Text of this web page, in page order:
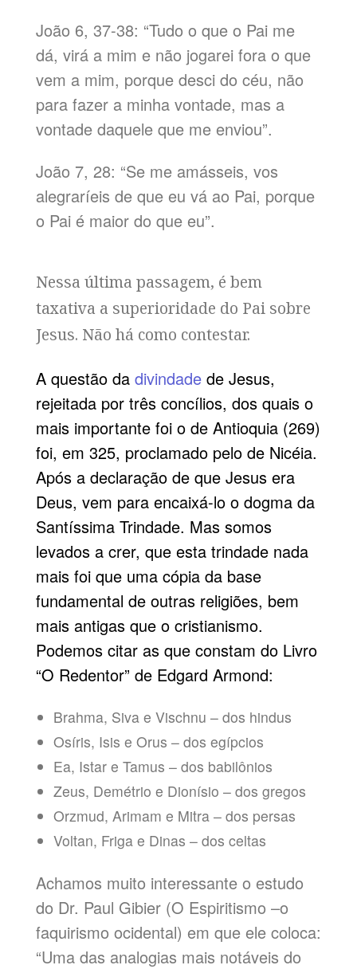
João 6, 37-38: “Tudo o que o Pai me
dá, virá a mim e não jogarei fora o que
vem a mim, porque desci do céu, não
para fazer a minha vontade, mas a
vontade daquele que me enviou”.
João 7, 28: “Se me amásseis, vos
alegraríeis de que eu vá ao Pai, porque
o Pai é maior do que eu”.
Nessa última passagem, é bem
taxativa a superioridade do Pai sobre
Jesus. Não há como contestar.
A questão da divindadede Jesus,
rejeitada por três concílios, dos quais o
mais importante foi o de Antioquia (269)
foi, em 325, proclamado pelo de Nicéia.
Após a declaração de que Jesus era
Deus, vem para encaixá-lo o dogma da
Santíssima Trindade. Mas somos
levados a crer, que esta trindade nada
mais foi que uma cópia da base
fundamental de outras religiões, bem
mais antigas que o cristianismo.
Podemos citar as que constam do Livro
“O Redentor” de Edgard Armond:
Brahma, Siva e Vischnu – dos hindus
Osíris, Isis e Orus – dos egípcios
Ea, Istar e Tamus – dos babilônios
Zeus, Demétrio e Dionísio – dos gregos
Orzmud, Arimam e Mitra – dos persas
Voltan, Friga e Dinas – dos celtas
Achamos muito interessante o estudo
do Dr. Paul Gibier (O Espiritismo –o
faquirismo ocidental) em que ele coloca:
“Uma das analogias mais notáveis do